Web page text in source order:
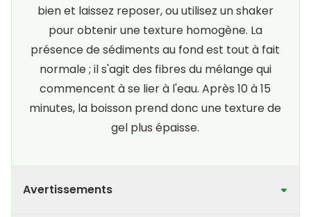
bien et laissez reposer, ou utilisez un shaker
pour obtenir une texture homogène. La
présence de sédiments au fond est tout à fait
normale ; il s'agit des fibres du mélange qui
commencent à se lier à l'eau. Après 10 à 15
minutes, la boisson prend donc une texture de
gel plus épaisse.
Avertissements